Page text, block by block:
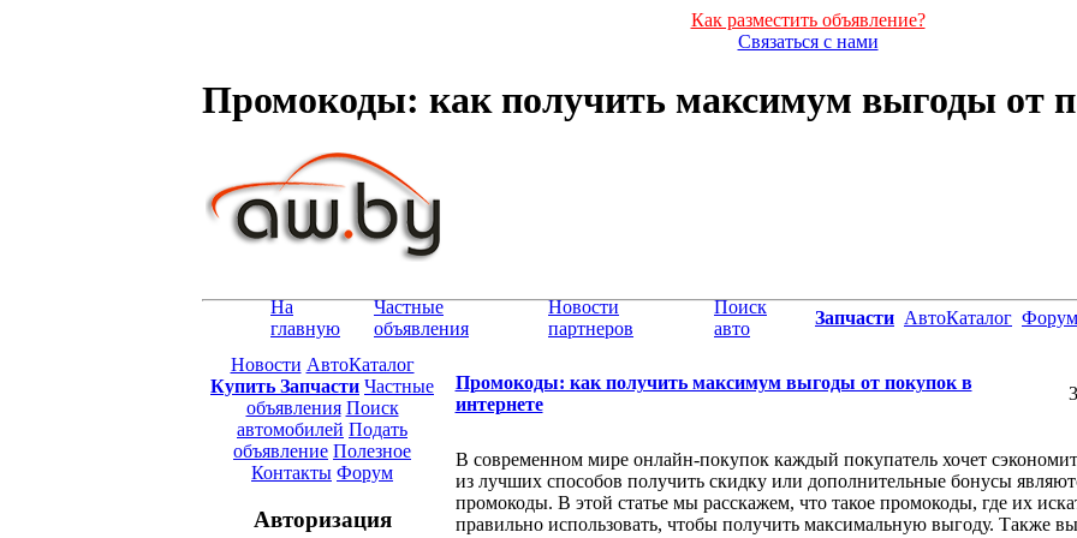
Как разместить объявление?
Связаться с нами
Промокоды: как получить максимум выгоды от
На
главную
Частные
объявления
Новости
партнеров
Поиск
авто
Запчасти АвтоКаталог Форум
Новости АвтоКаталог
Купить Запчасти Частные
объявления Поиск
автомобилей Подать
объявление Полезное
Контакты Форум
Авторизация
Промокоды: как получить максимум выгоды от покупок в
интернете
В современном мире онлайн-покупок каждый покупатель хочет
из лучших способов получить скидку или дополнительные бонусы
промокоды. В этой статье мы расскажем, что такое промокоды, где их
правильно использовать, чтобы получить максимальную выгоду. Также вы